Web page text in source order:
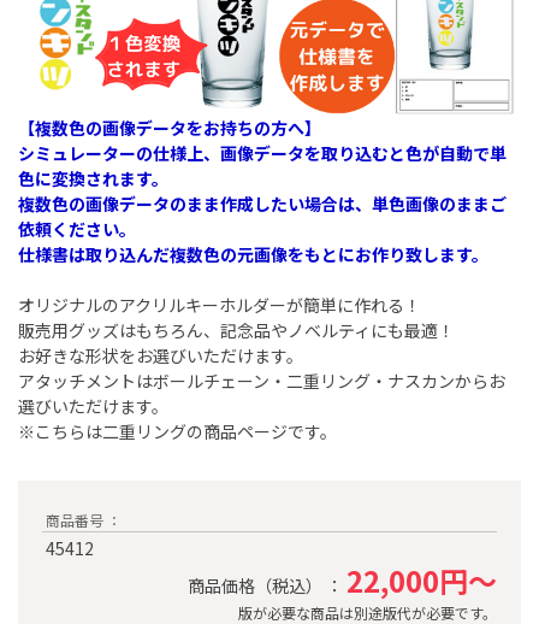
【複数色の画像データをお持ちの方へ】
シミュレーターの仕様上、画像データを取り込むと色が自動で単
色に変換されます。
複数色の画像データのまま作成したい場合は、単色画像のままご
依頼ください。
仕様書は取り込んだ複数色の元画像をもとにお作り致します。
オリジナルのアクリルキーホルダーが簡単に作れる！
販売用グッズはもちろん、記念品やノベルティにも最適！
お好きな形状をお選びいただけます。
アタッチメントはボールチェーン・二重リング・ナスカンからお
選びいただけます。
※こちらは二重リングの商品ページです。
商品番号 ：
45412
商品価格（税込） ： 22,000円～
版が必要な商品は別途版代が必要です。